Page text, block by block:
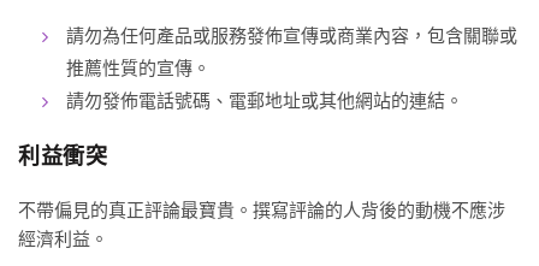
請勿為任何產品或服務發佈宣傳或商業內容，包含關聯或
推薦性質的宣傳。
請勿發佈電話號碼、電郵地址或其他網站的連結。
利益衝突
不帶偏見的真正評論最寶貴。撰寫評論的人背後的動機不應涉
經濟利益。